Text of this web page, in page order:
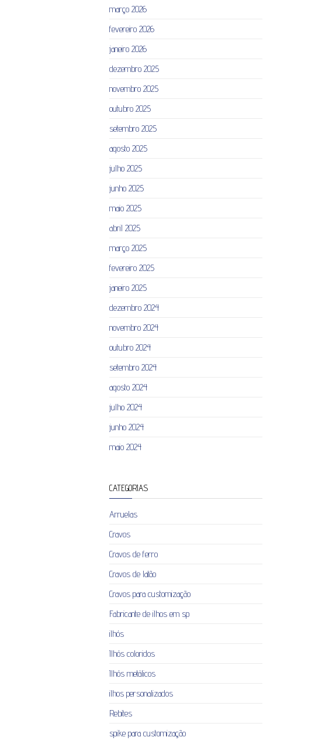
março 2026
fevereiro 2026
janeiro 2026
dezembro 2025
novembro 2025
outubro 2025
setembro 2025
agosto 2025
julho 2025
junho 2025
maio 2025
abril 2025
março 2025
fevereiro 2025
janeiro 2025
dezembro 2024
novembro 2024
outubro 2024
setembro 2024
agosto 2024
julho 2024
junho 2024
maio 2024
CATEGORIAS
Arruelas
Cravos
Cravos de ferro
Cravos de latão
Cravos para customização
Fabricante de ilhos em sp
ilhós
Ilhós coloridos
Ilhós metálicos
ilhos personalizados
Rebites
spike para customização